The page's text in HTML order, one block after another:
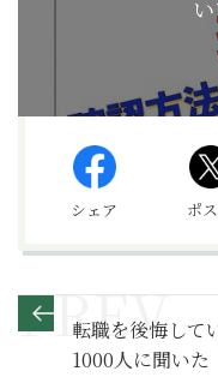
シェア ポ
転職を後悔して
1000人に聞い